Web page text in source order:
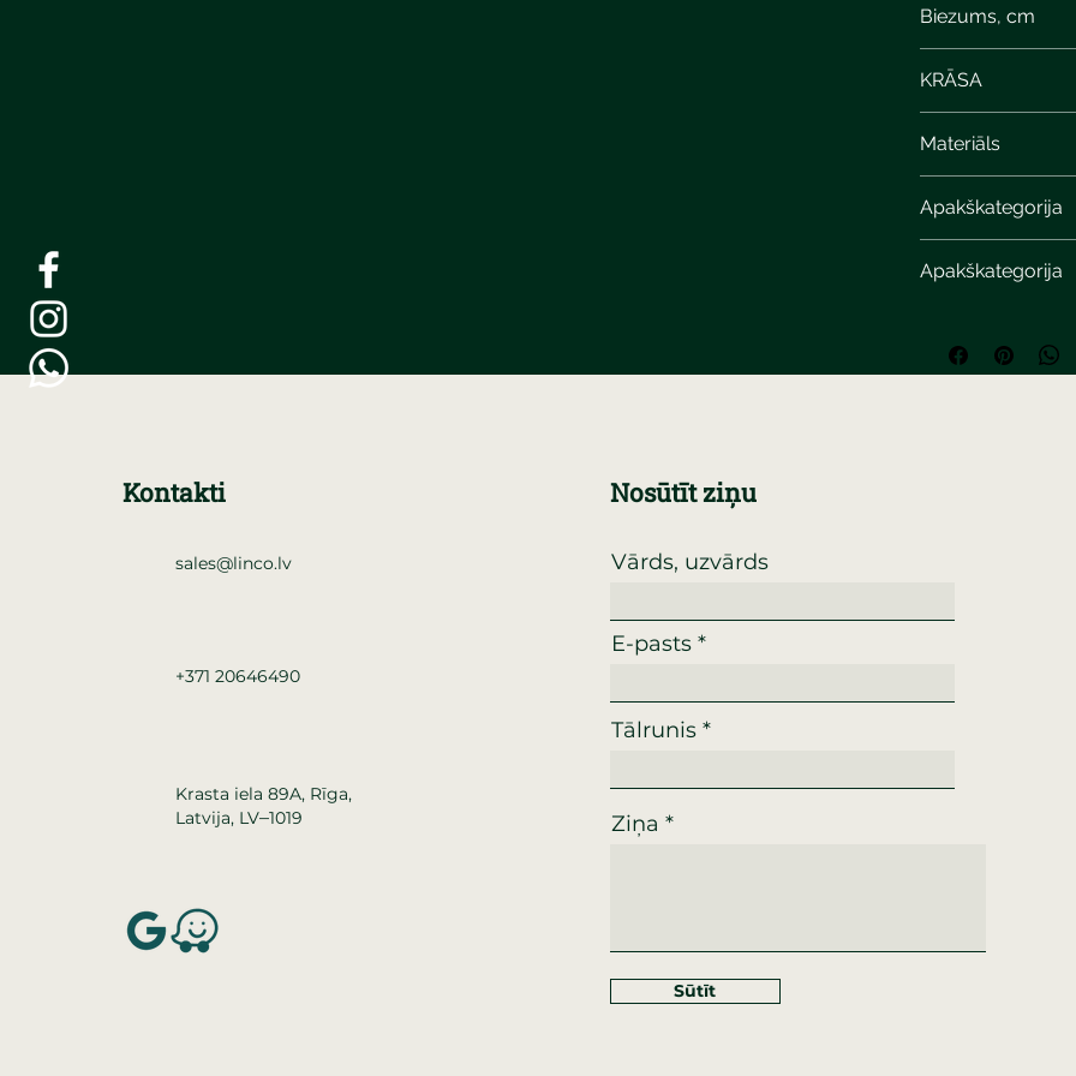
Biezums, cm
KRĀSA
Materiāls
Apakškategorija
Apakškategorija
Kontakti
sales@linco.lv
+371 20646490
Krasta iela 89A, Rīga,
Latvija, LV–1019
Nosūtīt ziņu
Vārds, uzvārds
E-pasts
Tālrunis
Ziņa
Sūtīt